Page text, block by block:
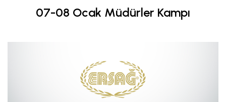
07-08 Ocak Müdürler Kampı